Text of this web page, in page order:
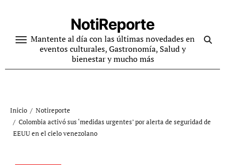
contenido
NotiReporte
Mantente al día con las últimas novedades en
eventos culturales, Gastronomía, Salud y
bienestar y mucho más
Inicio
Notireporte
Colombia activó sus ‘medidas urgentes’ por alerta de seguridad de
EEUU en el cielo venezolano